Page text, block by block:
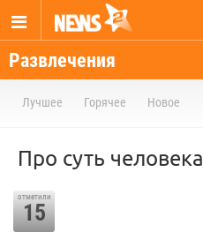
Развлечения
Лучшее Горячее Новое
Про суть человека
отметили
15